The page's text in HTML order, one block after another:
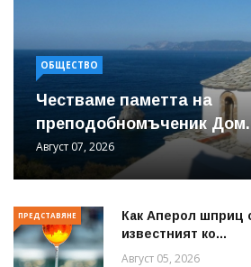
ОБЩЕСТВО
Честваме паметта на
преподобномъченик
Август 07, 2026
ПРЕДСТАВЯНЕ
Как Аперол шприц
известният ко...
Август 05, 2026